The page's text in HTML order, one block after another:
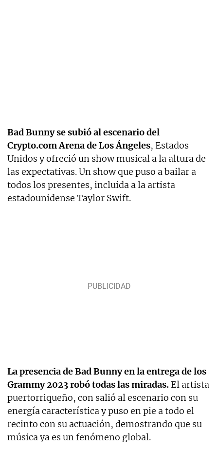
Bad Bunny se subió al escenario del
Crypto.com Arena de Los Ángeles, Estados
Unidos y ofreció un show musical a la altura de
las expectativas. Un show que puso a bailar a
todos los presentes, incluida a la artista
estadounidense Taylor Swift.
La presencia de Bad Bunny en la entrega de los
Grammy 2023 robó todas las miradas. El artista
puertorriqueño, con salió al escenario con su
energía característica y puso en pie a todo el
recinto con su actuación, demostrando que su
música ya es un fenómeno global.